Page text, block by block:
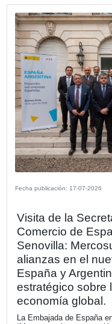
Este tipo de
la promoción del
puentes
sostenible entre